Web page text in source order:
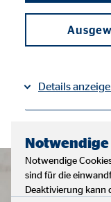
Details
Notwendige
Notwendige
sind für die
Deaktivierung kann